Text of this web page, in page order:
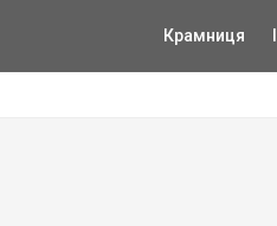
Крамниця